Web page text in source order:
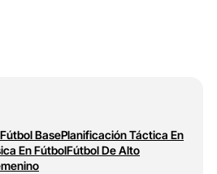
BasePlanificación Táctica En
En FútbolFútbol De Alto